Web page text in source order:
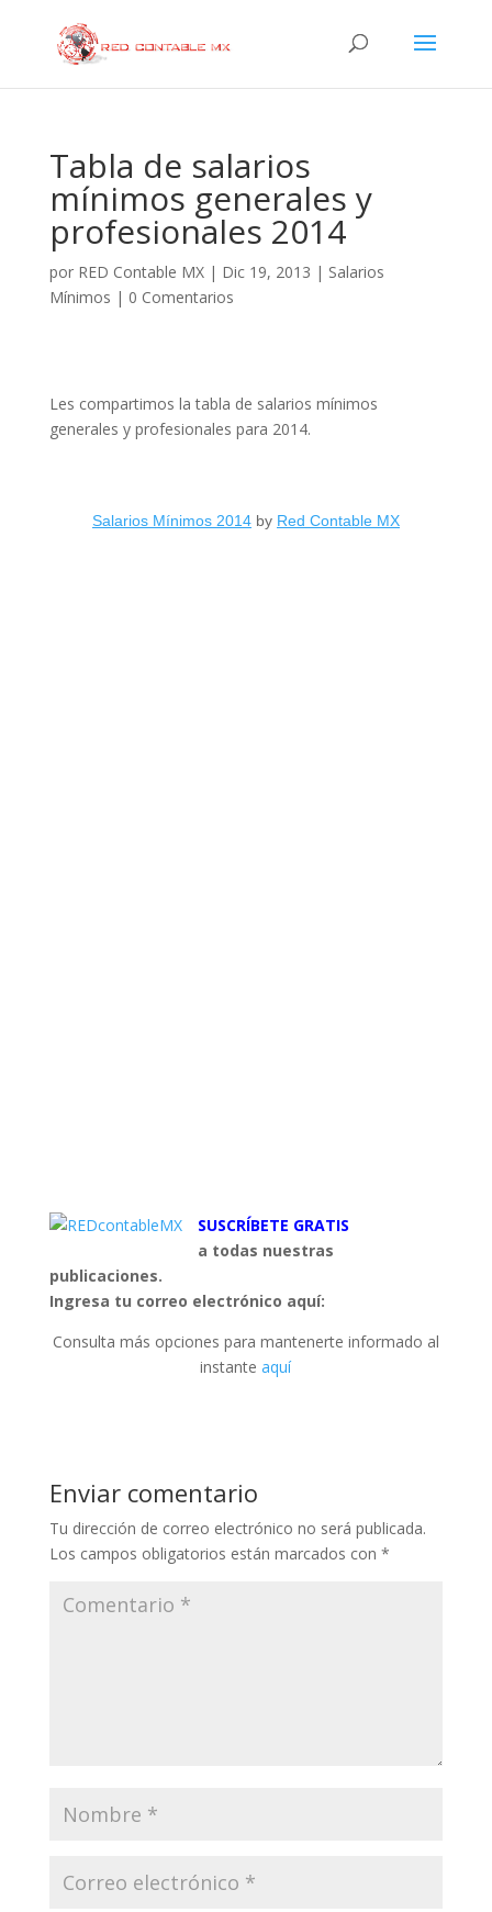
Tabla de salarios
mínimos generales y
profesionales 2014
por RED Contable MX| Dic 19, 2013 | Salarios
Mínimos | 0 Comentarios
Les compartimos la tabla de salarios mínimos
generales y profesionales para 2014.
Salarios Mínimos 2014by Red Contable MX
SUSCRÍBETE GRATIS
a todas nuestras
publicaciones.
Ingresa tu correo electrónico aquí:
Consulta más opciones para mantenerte informado al
instanteaquí
Enviar comentario
Tu dirección de correo electrónico no será publicada.
Los campos obligatorios están marcados con *